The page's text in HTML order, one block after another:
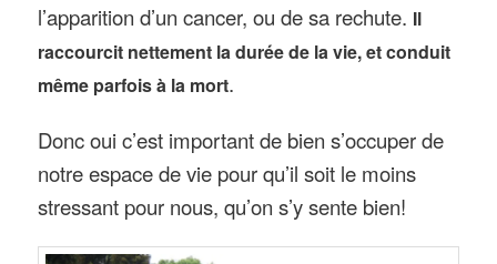
l’apparition d’un cancer, ou de sa rechute. Il
raccourcit nettement la durée de la vie, et conduit
même parfois à la mort.
Donc oui c’est important de bien s’occuper de
notre espace de vie pour qu’il soit le moins
stressant pour nous, qu’on s’y sente bien!